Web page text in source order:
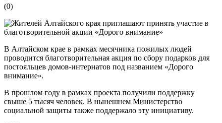
(0)
В Алтайском крае в рамках месячника пожилых людей
проводится благотворительная акция по сбору подарков для
постояльцев домов-интернатов под названием «Дорого
внимание».
В прошлом году в рамках проекта получили поддержку
свыше 5 тысяч человек. В нынешнем Министерство
социальной защиты также поддержало эту инициативу.